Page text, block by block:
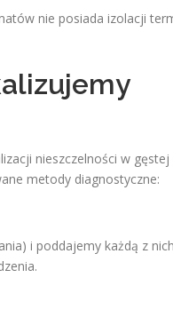
nie posiada izolacji
nieszczelności w gęstej
metody diagnostyczne:
i poddajemy każdą z